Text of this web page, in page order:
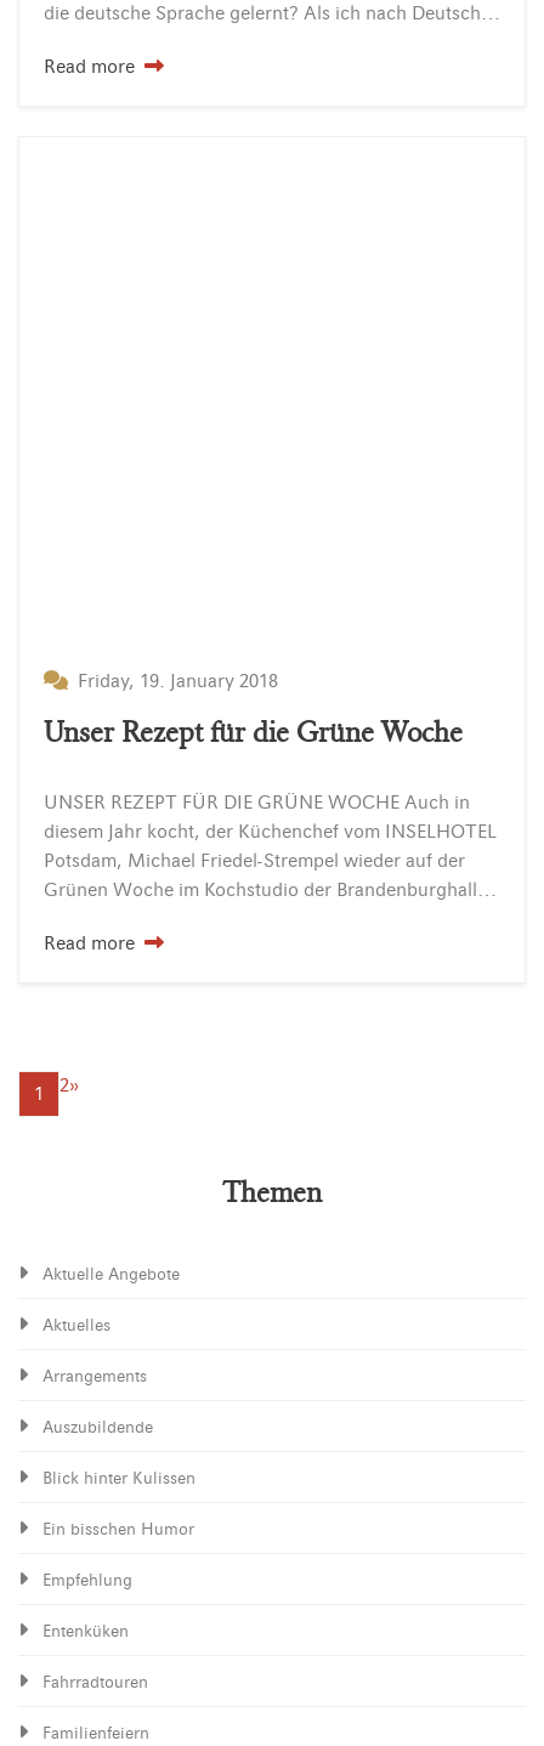
die deutsche Sprache gelernt? Als ich nach Deutschland gekommen bin,…
Read more
Friday, 19. January 2018
Unser Rezept für die Grüne Woche
UNSER REZEPT FÜR DIE GRÜNE WOCHE Auch in
diesem Jahr kocht, der Küchenchef vom INSELHOTEL
Potsdam, Michael Friedel-Strempel wieder auf der
Grünen Woche im Kochstudio der Brandenburghalle. Kommen Sie doch einfach vorbei! Sie finden uns am 21.Januar von 10.30 bis 12.30 Uhr…
Read more
1 2»
Themen
Aktuelle Angebote
Aktuelles
Arrangements
Auszubildende
Blick hinter Kulissen
Ein bisschen Humor
Empfehlung
Entenküken
Fahrradtouren
Familienfeiern